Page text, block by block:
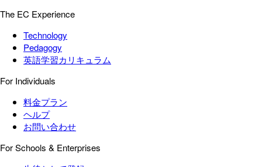
The EC Experience
Technology
Pedagogy
英語学習カリキュラム
For Individuals
料金プラン
ヘルプ
お問い合わせ
For Schools & Enterprises